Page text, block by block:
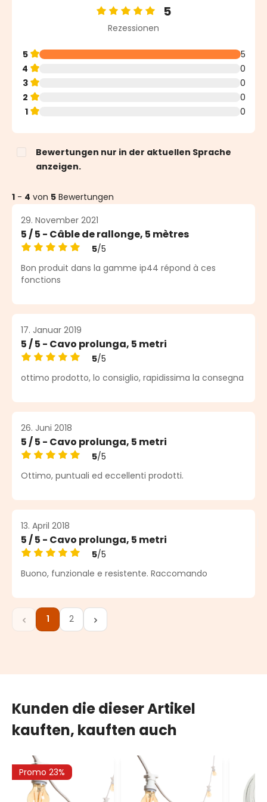
Durchschnittliche Bewertung von 5 von 5 Sternen
5
Rezessionen
5
5
4
0
3
0
2
0
1
0
Bewertungen nur in der aktuellen Sprache
anzeigen.
1 - 4 von 5 Bewertungen
29. November 2021
5 / 5 - Câble de rallonge, 5 mètres
Durchschnittliche Bewertung von 5 von 5 Sternen
5/5
Bon produit dans la gamme ip44 répond à ces
fonctions
17. Januar 2019
5 / 5 - Cavo prolunga, 5 metri
Durchschnittliche Bewertung von 5 von 5 Sternen
5/5
ottimo prodotto, lo consiglio, rapidissima la consegna
26. Juni 2018
5 / 5 - Cavo prolunga, 5 metri
Durchschnittliche Bewertung von 5 von 5 Sternen
5/5
Ottimo, puntuali ed eccellenti prodotti.
13. April 2018
5 / 5 - Cavo prolunga, 5 metri
Durchschnittliche Bewertung von 5 von 5 Sternen
5/5
Buono, funzionale e resistente. Raccomando
Seite
1 Seite
2
Kunden die dieser Artikel
kauften, kauften auch
Promo 23%